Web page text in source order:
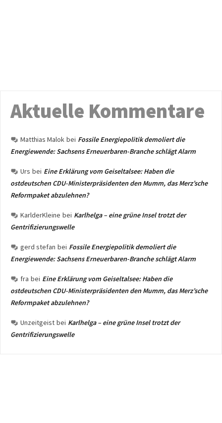
Aktuelle Kommentare
Matthias Malok bei Fossile Energiepolitik demoliert die
Energiewende: Sachsens Erneuerbaren-Branche schlägt Alarm
Urs bei Eine Erklärung vom Geiseltalsee: Haben die
ostdeutschen CDU-Ministerpräsidenten den Mumm, das Merz’sche
Reformpaket abzulehnen?
KarlderKleine bei Karlhelga – eine grüne Insel trotzt der
Gentrifizierungswelle
gerd stefan bei Fossile Energiepolitik demoliert die
Energiewende: Sachsens Erneuerbaren-Branche schlägt Alarm
fra bei Eine Erklärung vom Geiseltalsee: Haben die
ostdeutschen CDU-Ministerpräsidenten den Mumm, das Merz’sche
Reformpaket abzulehnen?
Unzeitgeist bei Karlhelga – eine grüne Insel trotzt der
Gentrifizierungswelle